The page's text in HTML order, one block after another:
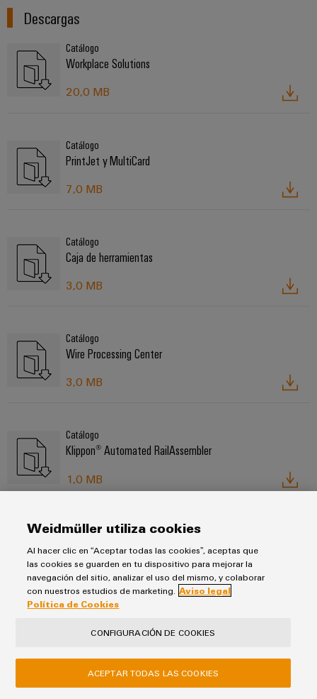
Descargas
Catálogo
Workplace Solutions
20,0 MB
Catálogo
PrintJet y MultiCard
7,0 MB
Catálogo
Caja de herramientas
3,0 MB
Catálogo
Wire Processing Center
3,0 MB
Catálogo
Klippon® Automated RailAssembler
1,0 MB
Catálogo
Klippon® Automated RailLaser
2,0 MB
Catálogo
14,0 MB
Weidmüller utiliza cookies
Al hacer clic en “Aceptar todas las cookies”, aceptas que
las cookies se guarden en tu dispositivo para mejorar la
navegación del sitio, analizar el uso del mismo, y colaborar
con nuestros estudios de marketing. Aviso legal
Política de Cookies
CONFIGURACIÓN DE COOKIES
ACEPTAR TODAS LAS COOKIES